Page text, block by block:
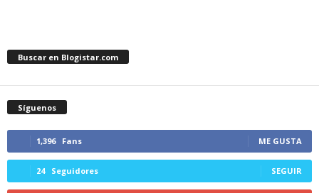
Buscar en Blogistar.com
Síguenos
1,396 Fans ME GUSTA
24 Seguidores SEGUIR